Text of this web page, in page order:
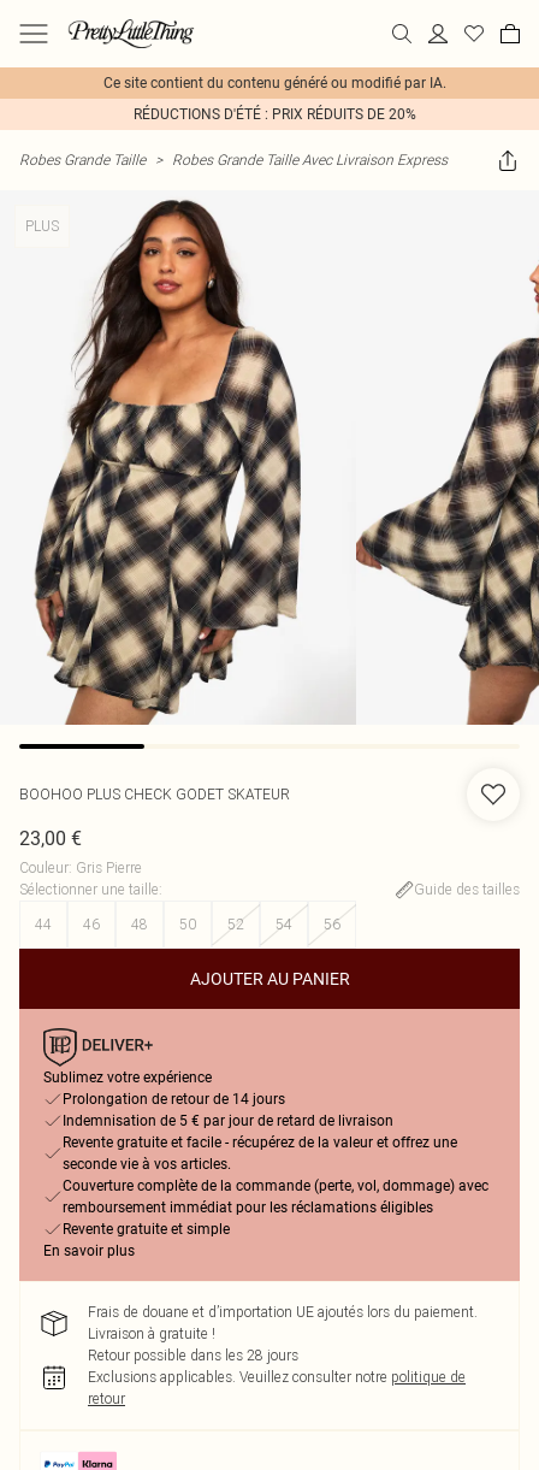
Ce site contient du contenu généré ou modifié par IA.
RÉDUCTIONS D'ÉTÉ : PRIX RÉDUITS DE 20%
Robes Grande Taille > Robes Grande Taille Avec Livraison Express
PLUS
BOOHOO PLUS CHECK GODET SKATEUR
23,00 €
Couleur: Gris Pierre
Sélectionner une taille:
Guide des tailles
44
46 48 50 52 54 56
AJOUTER AU PANIER
Sublimez votre expérience
Prolongation de retour de 14 jours
Indemnisation de 5 € par jour de retard de livraison
Revente gratuite et facile - récupérez de la valeur et offrez une
seconde vie à vos articles.
Couverture complète de la commande (perte, vol, dommage) avec
remboursement immédiat pour les réclamations éligibles
Revente gratuite et simple
En savoir plus
Frais de douane et d’importation UE ajoutés lors du paiement.
Livraison à gratuite !
Retour possible dans les 28 jours
Exclusions applicables. Veuillez consulter notre politique de
retour